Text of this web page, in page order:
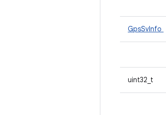
GpsSvInfo
uint32_t